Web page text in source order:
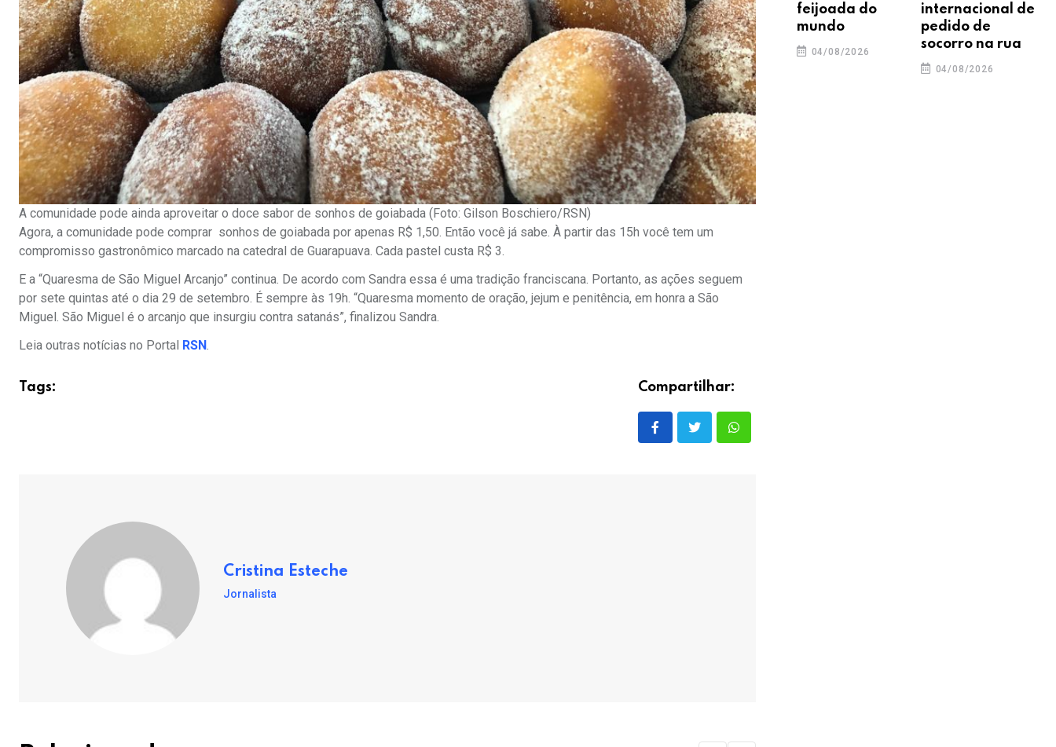
A comunidade pode ainda aproveitar o doce sabor de sonhos de goiabada (Foto: Gilson Boschiero/RSN)
Agora, a comunidade pode comprar sonhos de goiabada por apenas R$ 1,50. Então você já sabe. À partir das 15h você tem um
compromisso gastronômico marcado na catedral de Guarapuava. Cada pastel custa R$ 3.
E a “Quaresma de São Miguel Arcanjo” continua. De acordo com Sandra essa é uma tradição franciscana. Portanto, as ações seguem
por sete quintas até o dia 29 de setembro. É sempre às 19h. “Quaresma momento de oração, jejum e penitência, em honra a São
Miguel. São Miguel é o arcanjo que insurgiu contra satanás”, finalizou Sandra.
Leia outras notícias no Portal RSN
Tags: Compartilhar:
Cristina Esteche
Jornalista
feijoada do
mundo
04/08/2026
internacional de
pedido de
socorro na rua
04/08/2026